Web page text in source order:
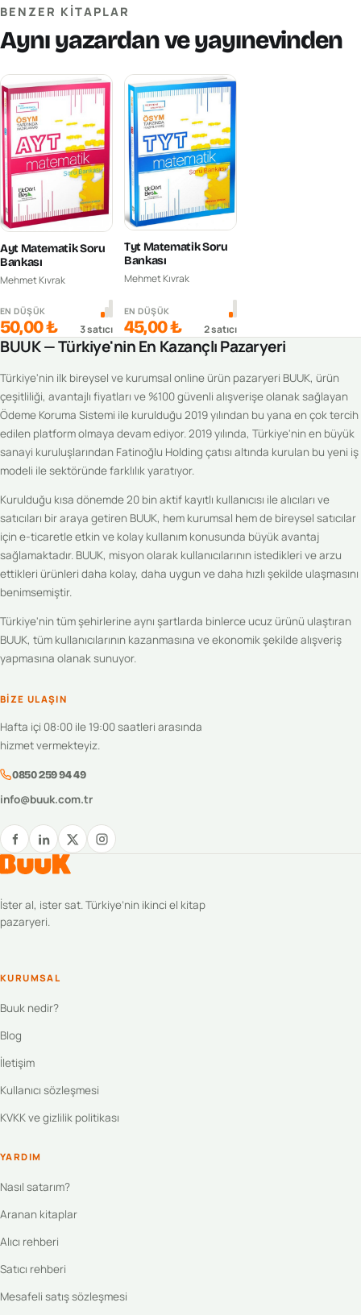
BENZER KITAPLAR
Aynı yazardan ve yayınevinden
Ayt Matematik Soru
Bankası
Mehmet Kıvrak
EN DÜŞÜK
50,00 ₺ 3satıcı
Tyt Matematik Soru
Bankası
Mehmet Kıvrak
EN DÜŞÜK
45,00 ₺ 2satıcı
BUUK — Türkiye'nin En Kazançlı Pazaryeri
Türkiye'nin ilk bireysel ve kurumsal online ürün pazaryeri BUUK, ürün
çeşitliliği, avantajlı fiyatları ve %100 güvenli alışverişe olanak sağlayan
Ödeme Koruma Sistemi ile kurulduğu 2019 yılından bu yana en çok tercih
edilen platform olmaya devam ediyor. 2019 yılında, Türkiye'nin en büyük
sanayi kuruluşlarından Fatinoğlu Holding çatısı altında kurulan bu yeni iş
modeli ile sektöründe farklılık yaratıyor.
Kurulduğu kısa dönemde 20 bin aktif kayıtlı kullanıcısı ile alıcıları ve
satıcıları bir araya getiren BUUK, hem kurumsal hem de bireysel satıcılar
için e-ticaretle etkin ve kolay kullanım konusunda büyük avantaj
sağlamaktadır. BUUK, misyon olarak kullanıcılarının istedikleri ve arzu
ettikleri ürünleri daha kolay, daha uygun ve daha hızlı şekilde ulaşmasını
benimsemiştir.
Türkiye'nin tüm şehirlerine aynı şartlarda binlerce ucuz ürünü ulaştıran
BUUK, tüm kullanıcılarının kazanmasına ve ekonomik şekilde alışveriş
yapmasına olanak sunuyor.
BIZE ULAŞIN
Hafta içi 08:00 ile 19:00 saatleri arasında
hizmet vermekteyiz.
0850 259 94 49
info@buuk.com.tr
İster al, ister sat. Türkiye’nin ikinci el kitap
pazaryeri.
KURUMSAL
Buuk nedir?
Blog
İletişim
Kullanıcı sözleşmesi
KVKK ve gizlilik politikası
YARDIM
Nasıl satarım?
Aranan kitaplar
Alıcı rehberi
Satıcı rehberi
Mesafeli satış sözleşmesi